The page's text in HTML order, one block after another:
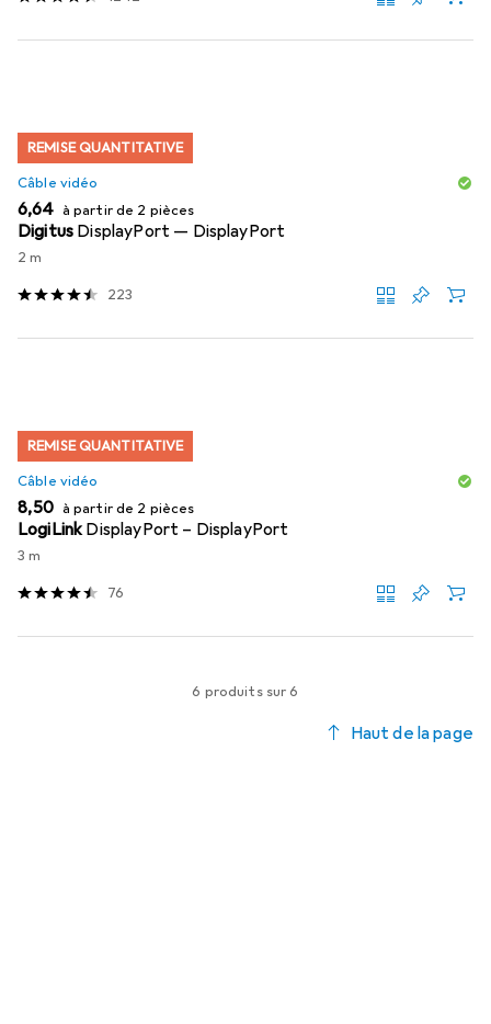
REMISE QUANTITATIVE
Câble vidéo
EUR
6,64 à partir de 2 pièces
Digitus DisplayPort — DisplayPort
2 m
223
REMISE QUANTITATIVE
Câble vidéo
EUR
8,50 à partir de 2 pièces
LogiLinkDisplayPort – DisplayPort
3 m
76
6 produits sur 6
Haut de la page